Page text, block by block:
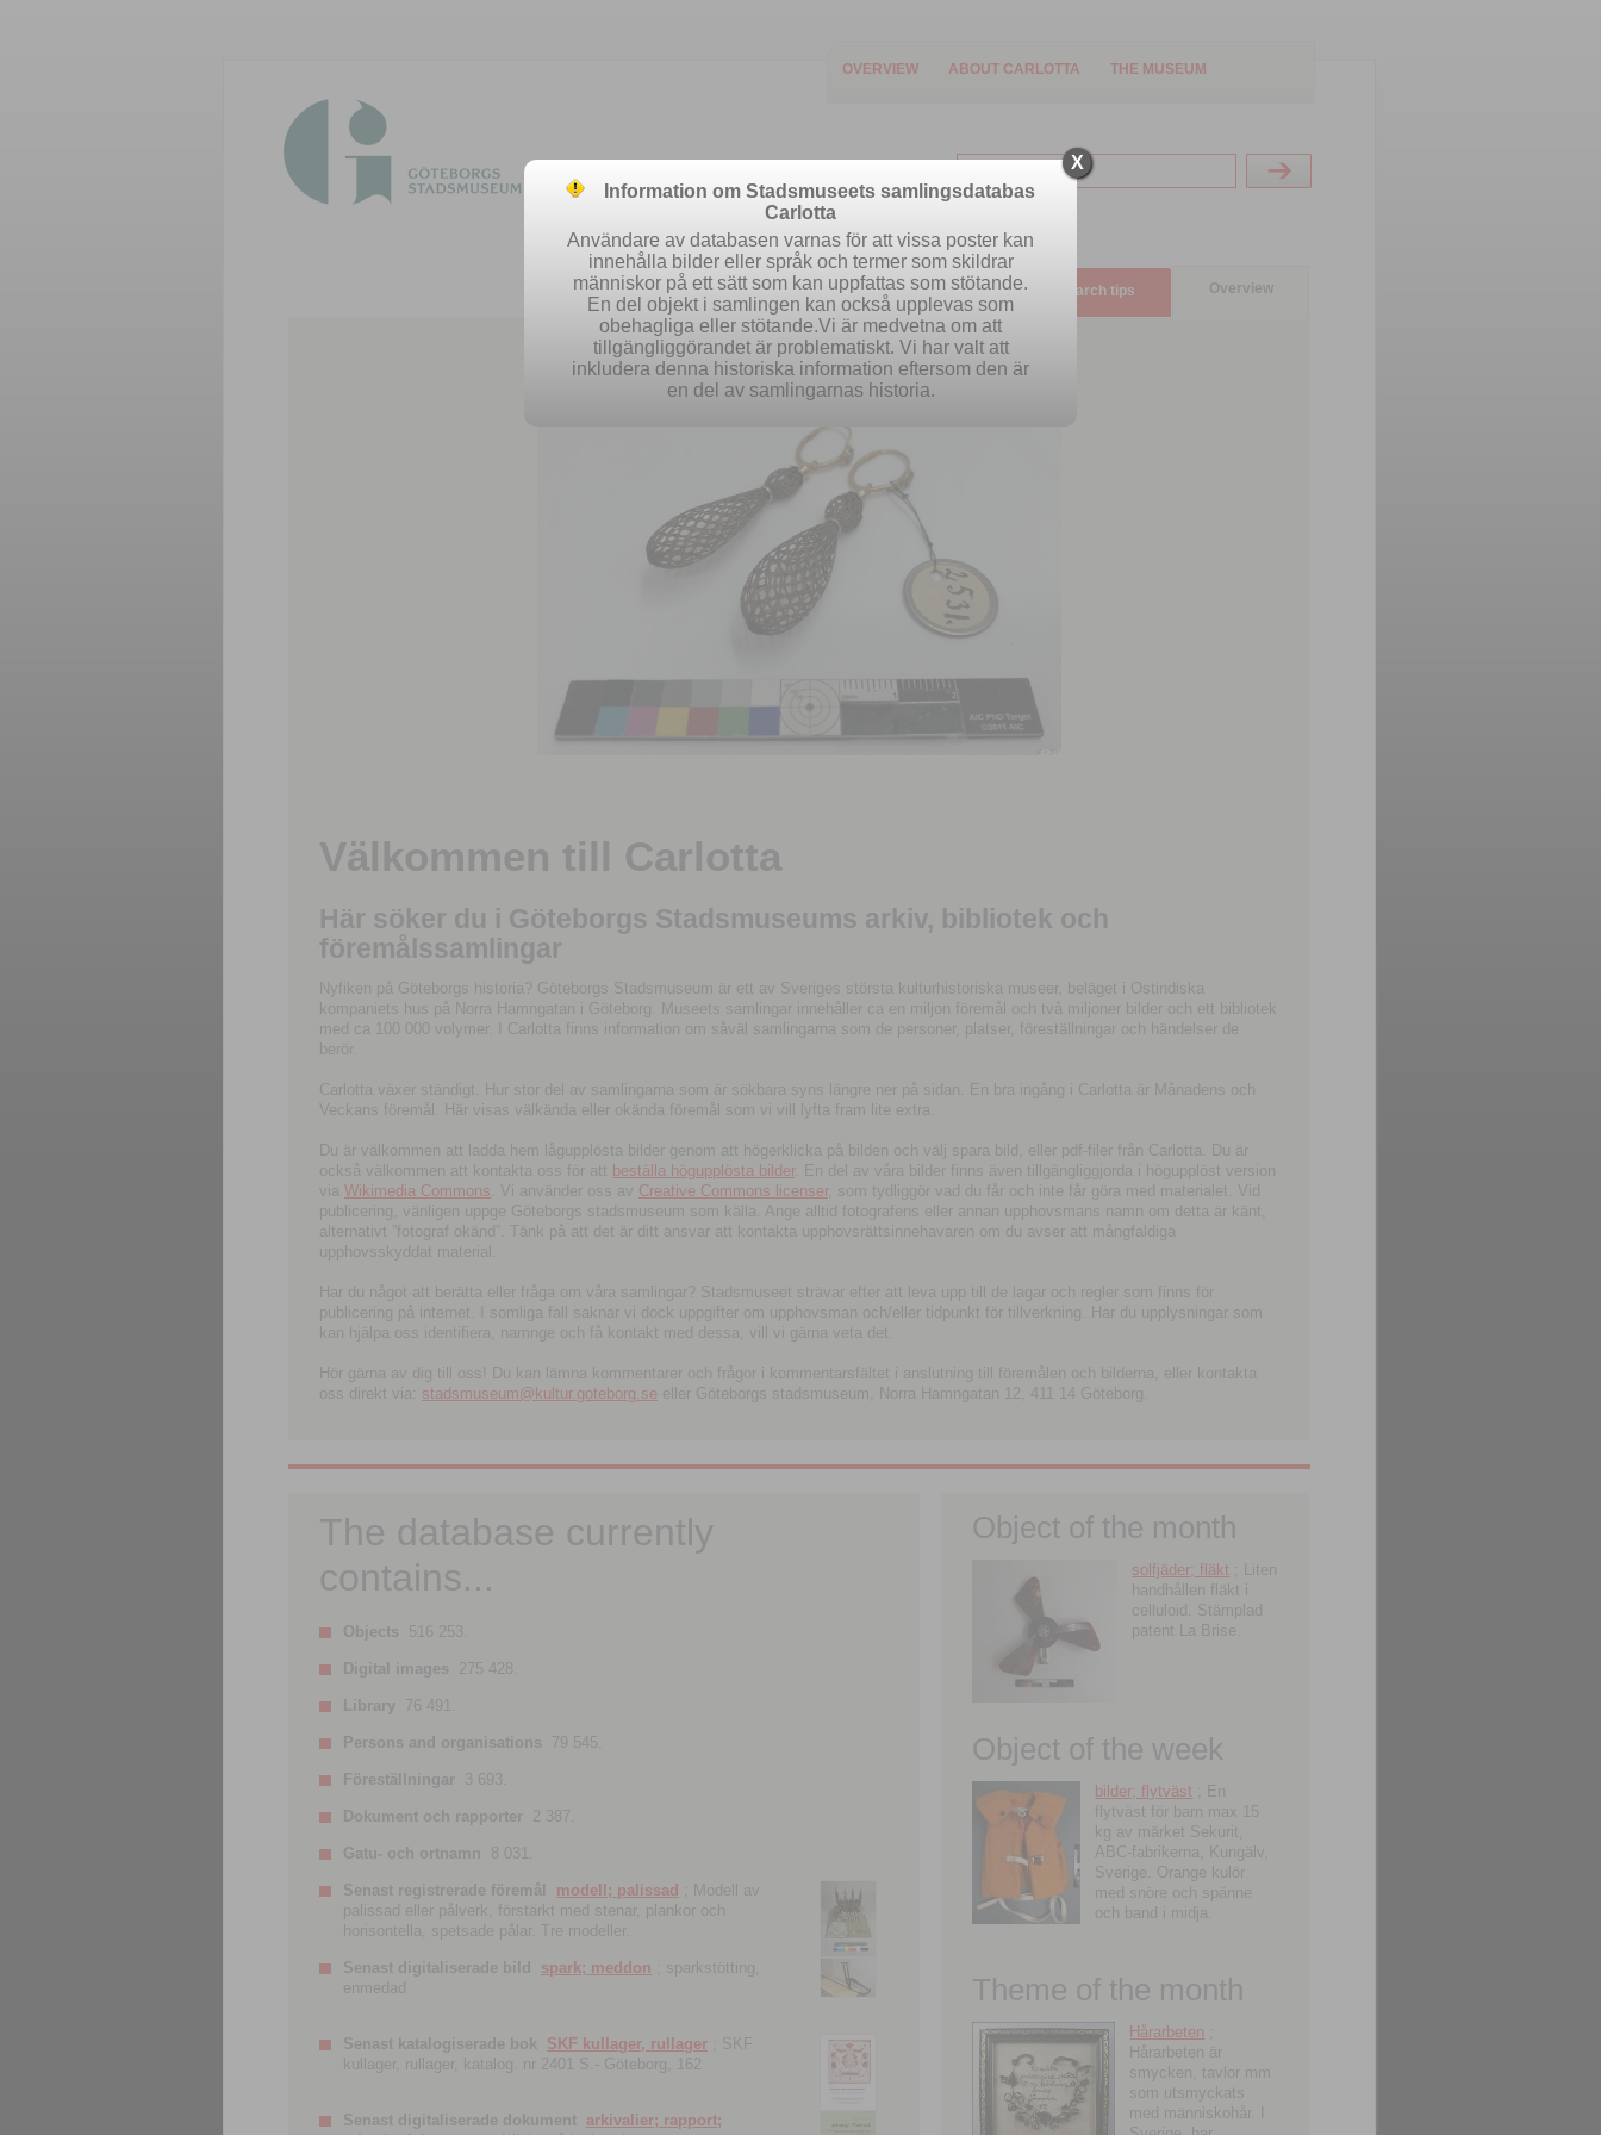
OVERVIEW ABOUT CARLOTTA THE MUSEUM
Easy search Advanced search Search tips Overview
Välkommen till Carlotta
Här söker du i Göteborgs Stadsmuseums arkiv, bibliotek och
föremålssamlingar
Nyfiken på Göteborgs historia? Göteborgs Stadsmuseum är ett av Sveriges största kulturhistoriska museer, beläget i Ostindiska
kompaniets hus på Norra Hamngatan i Göteborg. Museets samlingar innehåller ca en miljon föremål och två miljoner bilder och ett bibliotek
med ca 100 000 volymer. I Carlotta finns information om såväl samlingarna som de personer, platser, föreställningar och händelser de
berör.
Carlotta växer ständigt. Hur stor del av samlingarna som är sökbara syns längre ner på sidan. En bra ingång i Carlotta är Månadens och
Veckans föremål. Här visas välkända eller okända föremål som vi vill lyfta fram lite extra.
Du är välkommen att ladda hem lågupplösta bilder genom att högerklicka på bilden och välj spara bild, eller pdf-filer från Carlotta. Du är
också välkommen att kontakta oss för att beställa högupplösta bilder. En del av våra bilder finns även tillgängliggjorda i högupplöst version
via Wikimedia Commons . Vi använder oss av Creative Commons licenser, som tydliggör vad du får och inte får göra med materialet. Vid
publicering, vänligen uppge Göteborgs stadsmuseum som källa. Ange alltid fotografens eller annan upphovsmans namn om detta är känt,
alternativt ”fotograf okänd”. Tänk på att det är ditt ansvar att kontakta upphovsrättsinnehavaren om du avser att mångfaldiga
upphovsskyddat material.
Har du något att berätta eller fråga om våra samlingar? Stadsmuseet strävar efter att leva upp till de lagar och regler som finns för
publicering på internet. I somliga fall saknar vi dock uppgifter om upphovsman och/eller tidpunkt för tillverkning. Har du upplysningar som
kan hjälpa oss identifiera, namnge och få kontakt med dessa, vill vi gärna veta det.
Hör gärna av dig till oss! Du kan lämna kommentarer och frågor i kommentarsfältet i anslutning till föremålen och bilderna, eller kontakta
oss direkt via: stadsmuseum@kultur.goteborg.se eller Göteborgs stadsmuseum, Norra Hamngatan 12, 411 14 Göteborg.
The database currently
contains...
Objects 516 253.
Digital images 275 428.
Library 76 491.
Persons and organisations 79 545.
Föreställningar 3 693.
Dokument och rapporter 2 387.
Gatu- och ortnamn 8 031.
Senast registrerade föremål modell; palissad
; Modell av
palissad eller pålverk, förstärkt med stenar, plankor och
horisontella, spetsade pålar. Tre modeller.
Senast digitaliserade bild spark; meddon ; sparkstötting,
enmedad
Senast katalogiserade bok SKF kullager, rullager ; SKF
kullager, rullager, katalog. nr 2401 S.- Göteborg, 162
Senast digitaliserade dokument arkivalier; rapport;
Object of the month
solfjäder; fläkt ; Liten
handhållen fläkt i
celluloid. Stämplad
patent La Brise.
Object of the week
bilder; flytväst ; En
flytväst för barn max 15
kg av märket Sekurit,
ABC-fabrikerna, Kungälv,
Sverige. Orange kulör
med snöre och spänne
och band i midja.
Theme of the month
Hårarbeten
Hårarbeten är
smycken, tavlor mm
som utsmyckats
med människohår. I
X
Information om Stadsmuseets samlingsdatabas
Carlotta
Användare av databasen varnas för att vissa poster kan
innehålla bilder eller språk och termer som skildrar
människor på ett sätt som kan uppfattas som stötande.
En del objekt i samlingen kan också upplevas som
obehagliga eller stötande.Vi är medvetna om att
tillgängliggörandet är problematiskt. Vi har valt att
inkludera denna historiska information eftersom den är
en del av samlingarnas historia.